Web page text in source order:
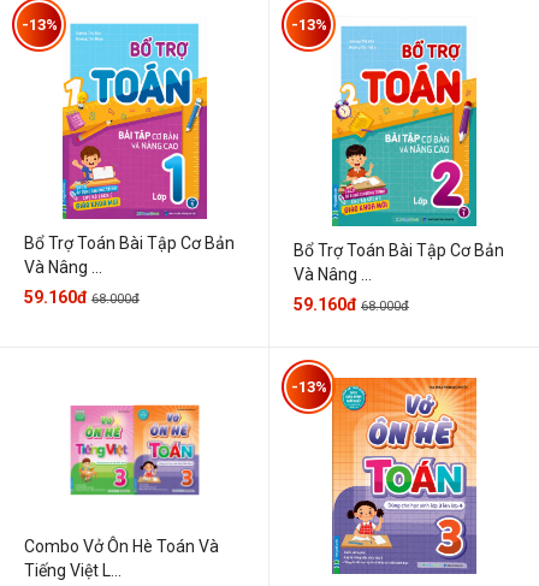
Bổ Trợ Toán Bài Tập Cơ Bản
Và Nâng ...
-13%
59.160đ 68.000đ
Bổ Trợ Toán Bài Tập Cơ Bản
Và Nâng ...
-13%
59.160đ 68.000đ
Combo Vở Ôn Hè Toán Và
Tiếng Việt L...
-13%